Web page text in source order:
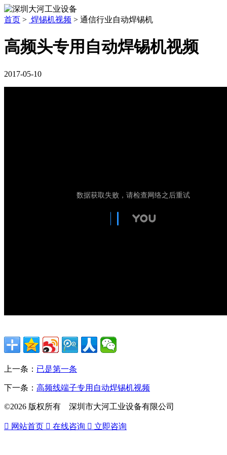
首页 > 焊锡机视频 > 通信行业自动焊锡机
高频头专用自动焊锡机视频
2017-05-10
上一条： 已是第一条
下一条： 高频线端子专用自动焊锡机视频
©2026 版权所有 深圳市大河工业设备有限公司
 网站首页  在线咨询  立即咨询